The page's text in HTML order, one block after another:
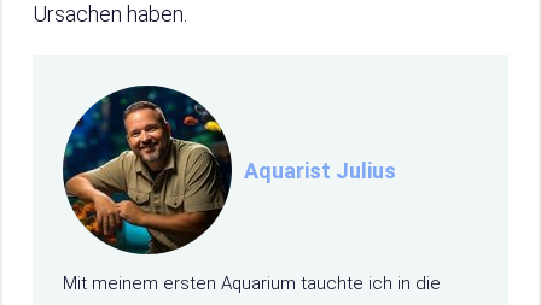
Ursachen haben.
Aquarist Julius
Mit meinem ersten Aquarium tauchte ich in die